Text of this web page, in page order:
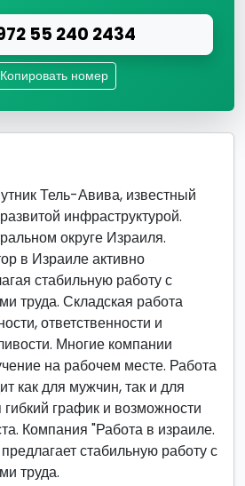
55 240 2434
Копировать номер
Тель-Авива, известный
инфраструктурой.
округе Израиля.
в Израиле активно
стабильную работу с
труда. Складская работа
ответственности и
Многие компании
на рабочем месте. Работа
как для мужчин, так и для
график и возможности
Компания "Работа в израиле.
стабильную работу с
труда.